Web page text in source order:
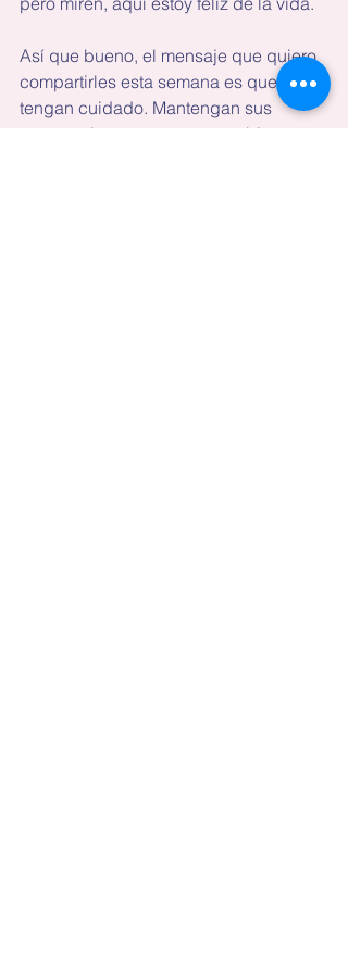
Así que bueno, el mensaje que quiero
compartirles esta semana es que
tengan cuidado. Mantengan sus
mentes alertas y corazones abiertos.